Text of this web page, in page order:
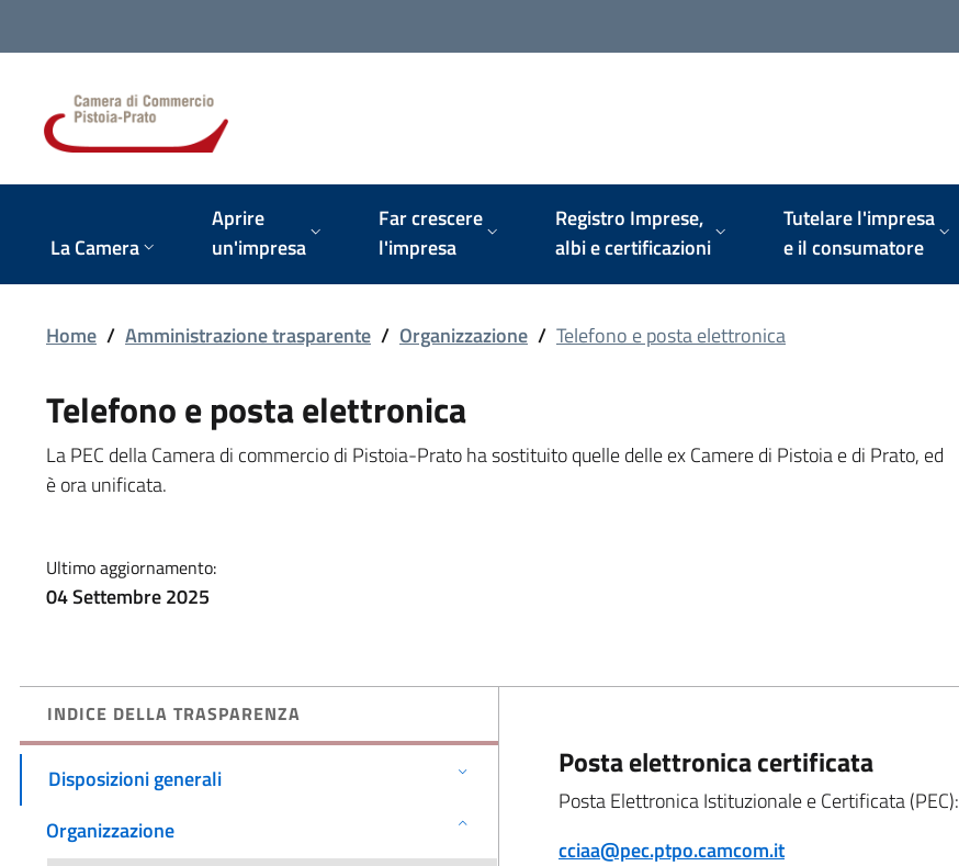
La Camera
Aprire
un'impresa
Far crescere
l'impresa
Registro Imprese,
albi e certificazioni
Tutelare l'impresa
e il consumatore
Home / Amministrazione trasparente / Organizzazione / Telefono e posta elettronica
Telefono e posta elettronica
La PEC della Camera di commercio di Pistoia-Prato ha sostituito quelle delle ex Camere di Pistoia e di Prato, ed
è ora unificata.
Ultimo aggiornamento:
04 Settembre 2025
INDICE DELLA TRASPARENZA
Disposizioni generali
Organizzazione
Posta elettronica certificata
Posta Elettronica Istituzionale e Certificata (PEC):
cciaa@pec.ptpo.camcom.it